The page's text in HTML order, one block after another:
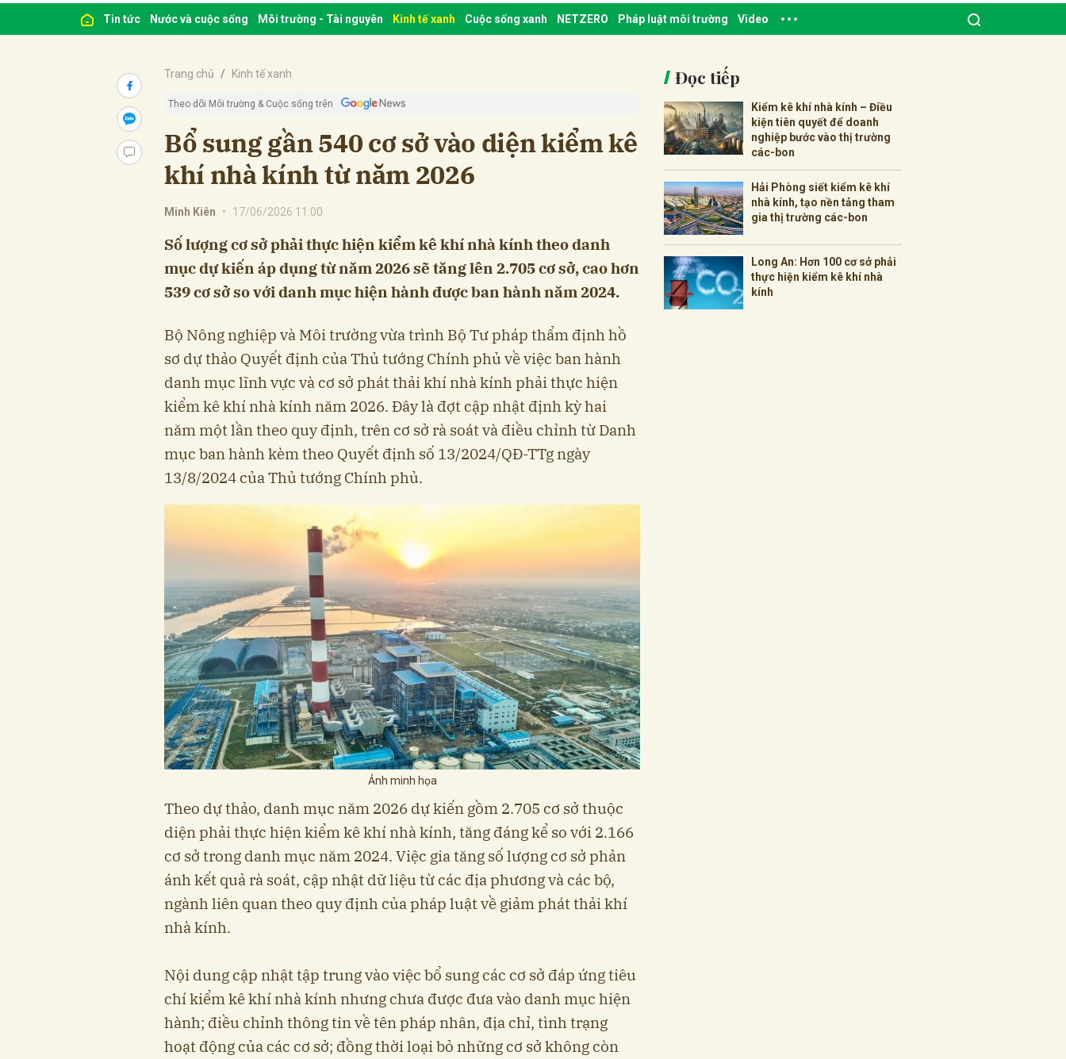
Tin tức Nước và cuộc sống Môi trường - Tài nguyên Kinh tế xanh Cuộc sống xanh NETZERO Pháp luật môi trường Video
Trang chủ Kinh tế xanh
Theo dõi Môi trường & Cuộc sống trên
Bổ sung gần 540 cơ sở vào diện kiểm kê
khí nhà kính từ năm 2026
Minh Kiên • 17/06/2026 11:00
Số lượng cơ sở phải thực hiện kiểm kê khí nhà kính theo danh
mục dự kiến áp dụng từ năm 2026 sẽ tăng lên 2.705 cơ sở, cao hơn
539 cơ sở so với danh mục hiện hành được ban hành năm 2024.
Bộ Nông nghiệp và Môi trường vừa trình Bộ Tư pháp thẩm định hồ
sơ dự thảo Quyết định của Thủ tướng Chính phủ về việc ban hành
danh mục lĩnh vực và cơ sở phát thải khí nhà kính phải thực hiện
kiểm kê khí nhà kính năm 2026. Đây là đợt cập nhật định kỳ hai
năm một lần theo quy định, trên cơ sở rà soát và điều chỉnh từ Danh
mục ban hành kèm theo Quyết định số 13/2024/QĐ-TTg ngày
13/8/2024 của Thủ tướng Chính phủ.
Ảnh minh họa
Theo dự thảo, danh mục năm 2026 dự kiến gồm 2.705 cơ sở thuộc
diện phải thực hiện kiểm kê khí nhà kính, tăng đáng kể so với 2.166
cơ sở trong danh mục năm 2024. Việc gia tăng số lượng cơ sở phản
ánh kết quả rà soát, cập nhật dữ liệu từ các địa phương và các bộ,
ngành liên quan theo quy định của pháp luật về giảm phát thải khí
nhà kính.
Nội dung cập nhật tập trung vào việc bổ sung các cơ sở đáp ứng tiêu
chí kiểm kê khí nhà kính nhưng chưa được đưa vào danh mục hiện
hành; điều chỉnh thông tin về tên pháp nhân, địa chỉ, tình trạng
hoạt động của các cơ sở; đồng thời loại bỏ những cơ sở không còn
Đọc tiếp
Kiểm kê khí nhà kính – Điều
kiện tiên quyết để doanh
nghiệp bước vào thị trường
các-bon
Hải Phòng siết kiểm kê khí
nhà kính, tạo nền tảng tham
gia thị trường các-bon
Long An: Hơn 100 cơ sở phải
thực hiện kiểm kê khí nhà
kính